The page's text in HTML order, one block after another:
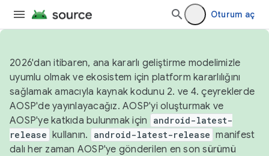
Oturum aç
2026'dan itibaren, ana kararlı geliştirme modelimizle
uyumlu olmak ve ekosistem için platform kararlılığını
sağlamak amacıyla kaynak kodunu 2. ve 4. çeyreklerde
AOSP'de yayınlayacağız. AOSP'yi oluşturmak ve
AOSP'ye katkıda bulunmak için
android-latest-
release kullanın. android-latest-release manifest
dalı her zaman AOSP'ye gönderilen en son sürümü